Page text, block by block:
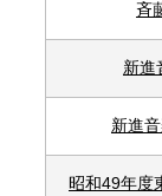
斉
新
新進
昭和49年度